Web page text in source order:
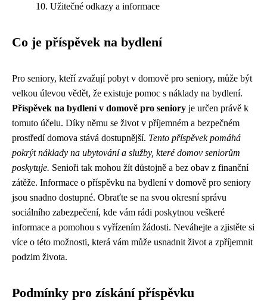
Užitečné odkazy a informace
Co je příspěvek na bydlení
Pro seniory, kteří zvažují pobyt v domově pro seniory, může být
velkou úlevou vědět, že existuje pomoc s náklady na bydlení.
Příspěvek na bydlení v domově pro seniory je určen právě k
tomuto účelu. Díky němu se život v příjemném a bezpečném
prostředí domova stává dostupnější. Tento příspěvek pomáhá
pokrýt náklady na ubytování a služby, které domov seniorům
poskytuje. Senioři tak mohou žít důstojně a bez obav z finanční
zátěže. Informace o příspěvku na bydlení v domově pro seniory
jsou snadno dostupné. Obraťte se na svou okresní správu
sociálního zabezpečení, kde vám rádi poskytnou veškeré
informace a pomohou s vyřízením žádosti. Neváhejte a zjistěte si
více o této možnosti, která vám může usnadnit život a zpříjemnit
podzim života.
Podmínky pro získání příspěvku